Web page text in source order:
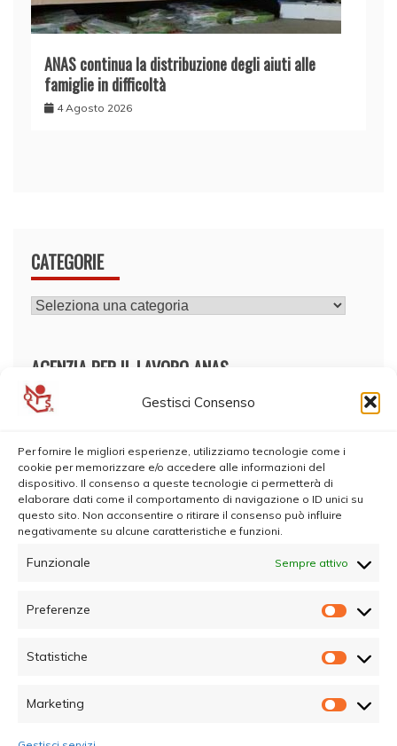
Gestisci Consenso
Per fornire le migliori esperienze, utilizziamo tecnologie come i
cookie per memorizzare e/o accedere alle informazioni del
dispositivo. Il consenso a queste tecnologie ci permetterà di
elaborare dati come il comportamento di navigazione o ID unici su
questo sito. Non acconsentire o ritirare il consenso può influire
negativamente su alcune caratteristiche e funzioni.
Funzionale Sempre attivo
Preferenze
Statistiche
Marketing
ANAS continua la distribuzione degli aiuti alle
famiglie in difficoltà
4 Agosto 2026
CATEGORIE
CATEGORIE
AGENZIA PER IL LAVORO ANAS